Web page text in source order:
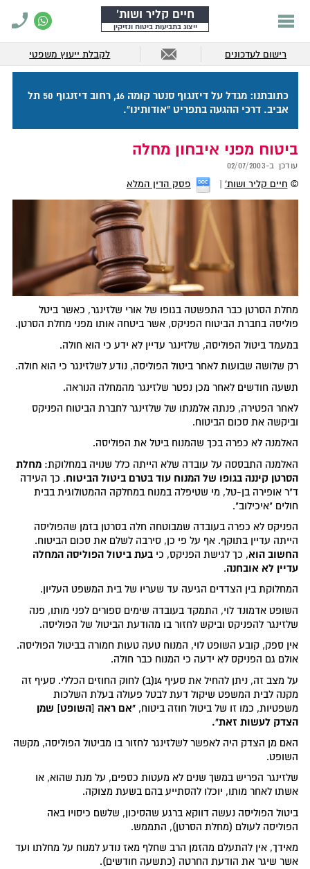
חיים קליר ושות'
ייצוג בתביעות ביטוח ונזיקין
רישום לעדכונים לקבלת ייעוץ משפטי
כתובתנו: מגדל על דיזנגוף סנטר קומה 16, רחוב דיזנגוף 50 תל
אביב. דרכי ההגעה בתפריט "אודותינו".
ביטוח מפני איבחון מחלה
עודכן ב-02/07/2003
© חיים קליר ושות' פסק הדין המלא
מחלת הסרטן כבר התפשטה בגופו של אורי שלזינגר, כאשר ביטל
פוליסה בחברת הביטוח הפניקס, אשר ביטחה אותו מפני מחלת הסרטן.
במעמד ביטול הפוליסה, שלזינגר עדיין לא ידע כי הוא חולה.
רק שלושה שבועות לאחר ביטול הפוליסה, נודע לשלזינגר כי הוא חולה.
תשעה חודשים לאחר מכן נפטר שלזינגר מהמחלה הנוראה.
לאחר הפטירה, פנתה אלמנתו של שלזינגר לחברת הביטוח הפניקס
וביקשה את סכום הביטוח.
האלמנה לא כפרה בכך שהמנוח ביטל את הפוליסה.
האלמנה התבססה על עובדה שלא הייתה כלל שנויה במחלוקת:מחלת
הסרטן קיננה בגופו של המנוח עוד בטרם ביטול הביטוח. כך העידה
ד"ר אופירה בן-טל, מי שטיפלה במנוח במחלקה ההמטולוגית בבית
חולים "איכילוב".
הפניקס לא כפרה בעובדה שמבוטחה חלה בסרטן בזמן שהפוליסה
הייתה עדיין בתוקף. אף על פי כן, סירבה לשלם את סכום הביטוח.
החשוב הוא, כך לגישת הפניקס, כיבעת ביטול הפוליסה המחלה
עדיין לא אובחנה.
המחלוקת בין הצדדים הגיעה עד שעריו של בית המשפט העליון.
השופט אדמונד לוי, התמקד בעובדה שימים ספורים לפני מותו, פנה
שלזינגר להפניקס וביקש לחזור בו מהודעת הביטול של הפוליסה.
אין ספק, קובע השופט לוי, המנוח טעה טעות חמורה בביטול הפוליסה.
אולם גם הפניקס לא ידעה כי המנוח כבר חולה.
על מצב זה, ניתן להחיל את סעיף 14(ב) לחוק החוזים הכללי. סעיף זה
מקנה לבית המשפט שיקול דעת לבטל פעולה בעלת השלכות
משפטיות, כמו זו של ביטול חוזה ביטוח,"אם ראה [השופט] שמן
הצדק לעשות זאת".
האם מן הצדק היה לאפשר לשלזינגר לחזור בו מביטול הפוליסה, מקשה
השופט.
שלזינגר הפריש במשך שנים לא מעטות כספים, על מנת שהוא, או
אשתו לאחר מותו, יוכלו להסתייע בהם בשעת מצוקה.
ביטול הפוליסה נעשה דווקא ברגע שהסיכון, שלשם כיסויו באה
הפוליסה לעולם (מחלת הסרטן), התממש.
מאידך, אין להתעלם מהזמן הרב שחלף מאז נודע למנוח על מחלתו ועד
אשר שיגר את הודעת החרטה (כתשעה חודשים).